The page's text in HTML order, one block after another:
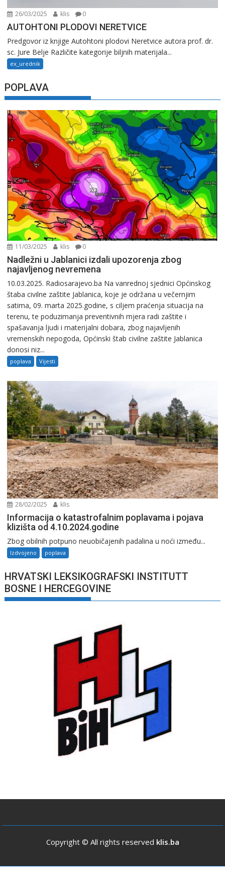
26/03/2025 klis 0
AUTOHTONI PLODOVI NERETVICE
Predgovor iz knjige Autohtoni plodovi Neretvice autora prof. dr.
sc. Jure Belje Različite kategorije biljnih materijala...
ex_urednik
POPLAVA
11/03/2025 klis 0
Nadležni u Jablanici izdali upozorenja zbog
najavljenog nevremena
10.03.2025. Radiosarajevo.ba Na vanrednoj sjednici Općinskog
štaba civilne zaštite Jablanica, koje je održana u večernjim
satima, 09. marta 2025.godine, s ciljem praćenja situacija na
terenu, te poduzimanja preventivnih mjera radi zaštite i
spašavanja ljudi i materijalni dobara, zbog najavljenih
vremenskih nepogoda, Općinski štab civilne zaštite Jablanica
donosi niz...
poplava Vijesti
28/02/2025 klis
Informacija o katastrofalnim poplavama i pojava
klizišta od 4.10.2024.godine
Zbog obilnih potpuno neuobičajenih padalina u noći između...
Izdvojeno poplava
HRVATSKI LEKSIKOGRAFSKI INSTITUTT
BOSNE I HERCEGOVINE
Copyright © All rights reserved klis.ba